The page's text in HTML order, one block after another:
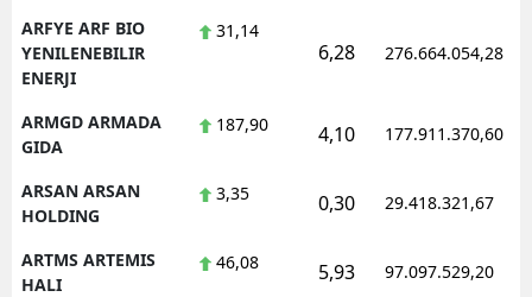
ARFYE ARF BIO
YENILENEBILIR
ENERJI
31,14
6,28 276.664.054,28
ARMGD ARMADA
GIDA
187,90 4,10 177.911.370,60
ARSAN ARSAN
HOLDING
3,35 0,30 29.418.321,67
ARTMS ARTEMIS
HALI
46,08 5,93 97.097.529,20